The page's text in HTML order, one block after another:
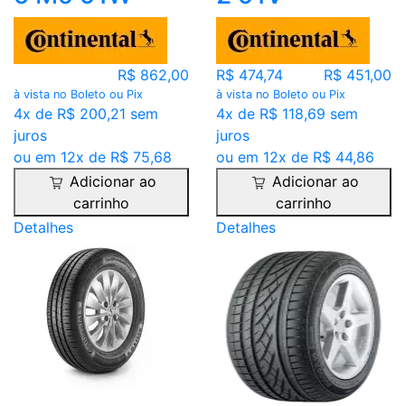
R$ 862,00
à vista no Boleto ou Pix
4x de R$ 200,21 sem
juros
ou em 12x de R$ 75,68
carrinho
Detalhes
R$ 474,74 R$ 451,00
à vista no Boleto ou Pix
4x de R$ 118,69 sem
juros
ou em 12x de R$ 44,86
carrinho
Detalhes